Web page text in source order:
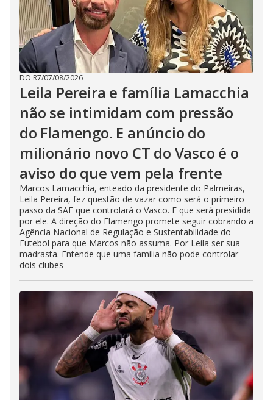
DO R7/07/08/2026
Leila Pereira e família Lamacchia
não se intimidam com pressão
do Flamengo. E anúncio do
milionário novo CT do Vasco é o
aviso do que vem pela frente
Marcos Lamacchia, enteado da presidente do Palmeiras,
Leila Pereira, fez questão de vazar como será o primeiro
passo da SAF que controlará o Vasco. E que será presidida
por ele. A direção do Flamengo promete seguir cobrando a
Agência Nacional de Regulação e Sustentabilidade do
Futebol para que Marcos não assuma. Por Leila ser sua
madrasta. Entende que uma família não pode controlar
dois clubes